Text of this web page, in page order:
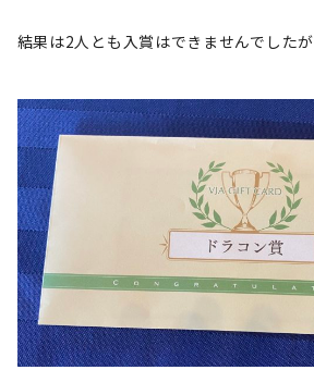
結果は2人とも入賞はできませんでしたが